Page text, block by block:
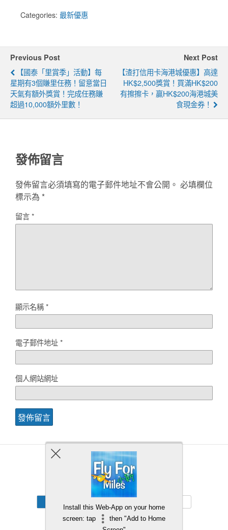
Categories: 最新優惠
Previous Post
【國泰「里賞季」活動】每
星期有3個賺里任務！留意當日
天氣有額外獎賞！完成任務賺
超過10,000額外里數！
Next Post
【渣打信用卡海港城優惠】高達
HK$2,500獎賞！買滿HK$200
有擦擦卡，贏HK$200海港城美
食現金券！
發佈留言
發佈留言必須填寫的電子郵件地址不會公開。 必填欄位
標示為 *
留言*
顯示名稱*
電子郵件地址*
個人網站網址
Back to top
Install this Web-App on your home
screen: tap
then "Add to Home